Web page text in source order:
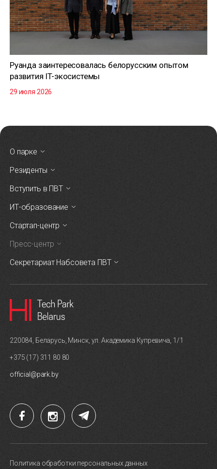
Руанда заинтересовалась белорусским опытом
развития IT-экосистемы
29 июля 2026
О парке
Резиденты
Вступить в ПВТ
ИТ-образование
Стартап-центр
Пресс-центр
Секретариат Набсовета ПВТ
220084, Беларусь, Минск, ул. Академика Купревича, 1/1
+375 (17) 311 80 80
official@park.by
Политика обработки персональных данных